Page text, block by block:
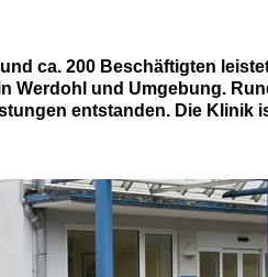
ca. 200 Beschäftigten
Werdohl und Umgebung.
entstanden. Die Klinik